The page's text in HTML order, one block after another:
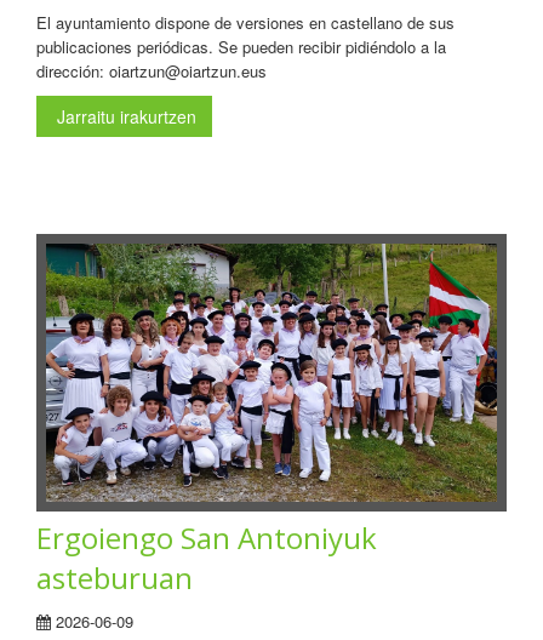
El ayuntamiento dispone de versiones en castellano de sus
publicaciones periódicas. Se pueden recibir pidiéndolo a la
dirección: oiartzun@oiartzun.eus
Jarraitu irakurtzen
Ergoiengo San Antoniyuk
asteburuan
2026-06-09